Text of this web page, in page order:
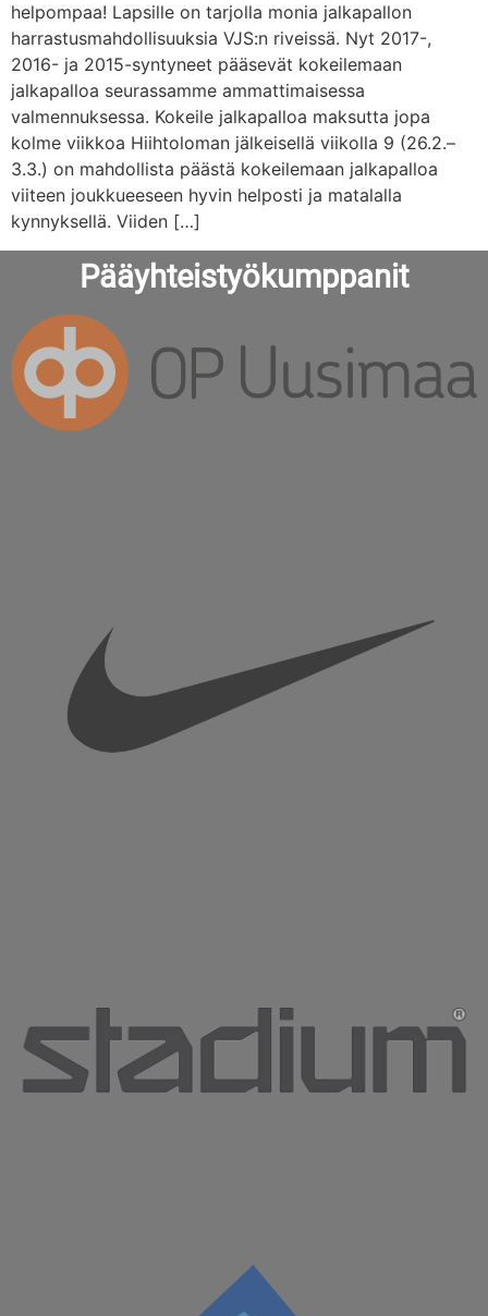
helpompaa! Lapsille on tarjolla monia jalkapallon
harrastusmahdollisuuksia VJS:n riveissä. Nyt 2017-,
2016- ja 2015-syntyneet pääsevät kokeilemaan
jalkapalloa seurassamme ammattimaisessa
valmennuksessa. Kokeile jalkapalloa maksutta jopa
kolme viikkoa Hiihtoloman jälkeisellä viikolla 9 (26.2.–
3.3.) on mahdollista päästä kokeilemaan jalkapalloa
viiteen joukkueeseen hyvin helposti ja matalalla
kynnyksellä. Viiden […]
Pääyhteistyökumppanit